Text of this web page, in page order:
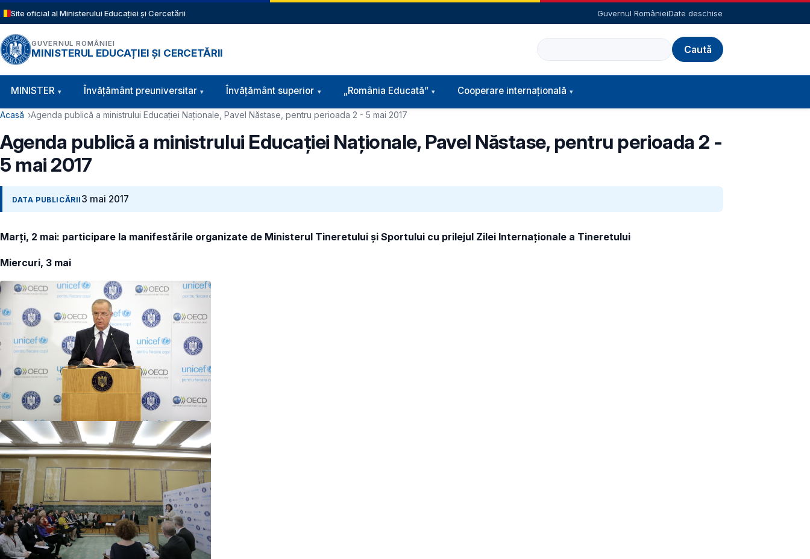
Sari la conținutul principal
Site oficial al Ministerului Educației și Cercetării Guvernul RomânieiDate deschise
GUVERNUL ROMÂNIEI
MINISTERUL EDUCAȚIEI ȘI CERCETĂRII
Caută
Navigație principală
MINISTER Învăţământ preuniversitar Învățământ superior „România Educată” Cooperare internațională
Cale de navigare
Acasă Agenda publică a ministrului Educației Naționale, Pavel Năstase, pentru perioada 2 - 5 mai 2017
Agenda publică a ministrului Educației Naționale, Pavel Năstase, pentru perioada 2 -
5 mai 2017
DATA PUBLICĂRII 3 mai 2017
Marți, 2 mai: participare la manifestările organizate de Ministerul Tineretului și Sportului cu prilejul Zilei Internaționale a Tineretului
Miercuri, 3 mai